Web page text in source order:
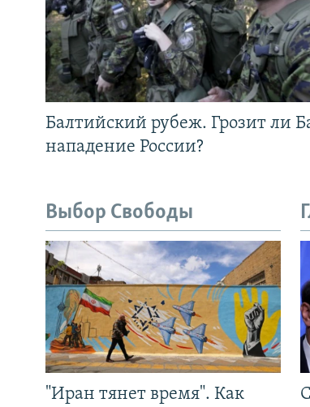
Балтийский рубеж. Грозит ли
нападение России?
Выбор Свободы
"Иран тянет время". Как